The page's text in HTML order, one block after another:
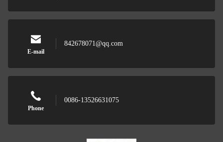
E-mail
842678071@qq.com
Phone
0086-13526631075